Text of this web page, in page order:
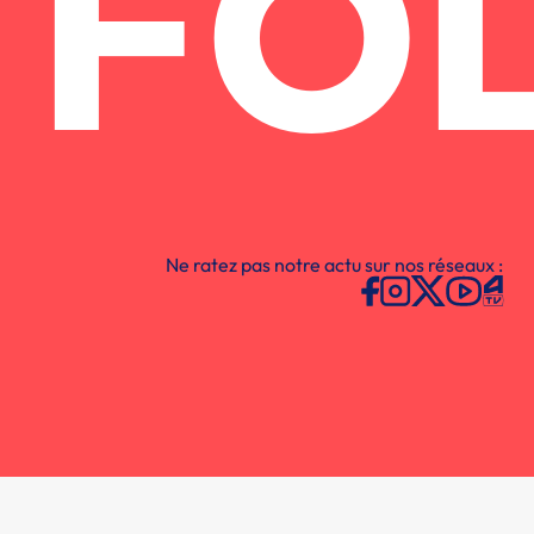
Ne ratez pas notre actu sur nos réseaux :